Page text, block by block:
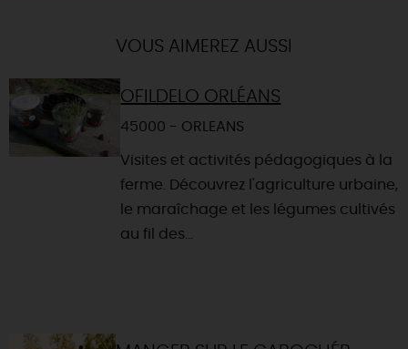
VOUS AIMEREZ AUSSI
OFILDELO ORLÉANS
45000 - ORLEANS
Visites et activités pédagogiques à la
ferme. Découvrez l'agriculture urbaine,
le maraîchage et les légumes cultivés
au fil des...